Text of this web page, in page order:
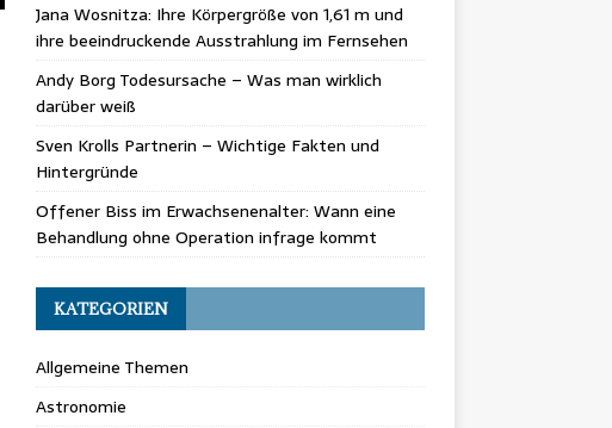
Jana Wosnitza: Ihre Körpergröße von 1,61 m und
ihre beeindruckende Ausstrahlung im Fernsehen
Andy Borg Todesursache – Was man wirklich
darüber weiß
Sven Krolls Partnerin – Wichtige Fakten und
Hintergründe
Offener Biss im Erwachsenenalter: Wann eine
Behandlung ohne Operation infrage kommt
KATEGORIEN
Allgemeine Themen
Astronomie